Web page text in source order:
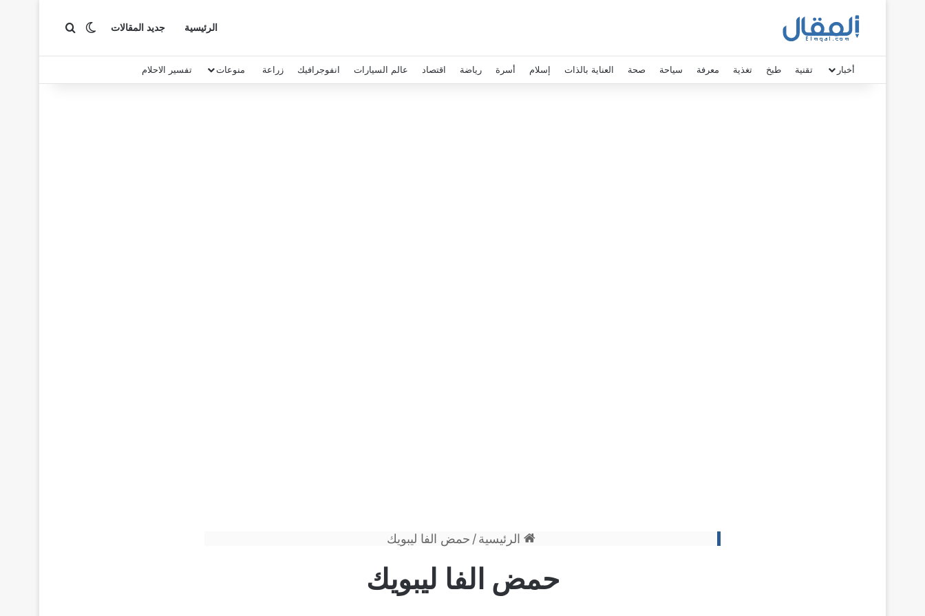
الرئيسية جديد المقالات الوضع المظلم
أخبار تقنية طبخ تغذية معرفة سياحة صحة العناية بالذات إسلام أسرة رياضة اقتصاد عالم السيارات انفوجرافيك زراعة منوعات تفسير الاحلام
الرئيسية / حمض الفا ليبويك
حمض الفا ليبويك